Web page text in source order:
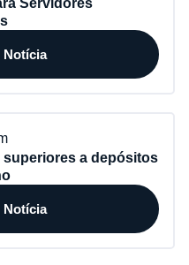
Servidores
Notícia
superiores a depósitos
Notícia